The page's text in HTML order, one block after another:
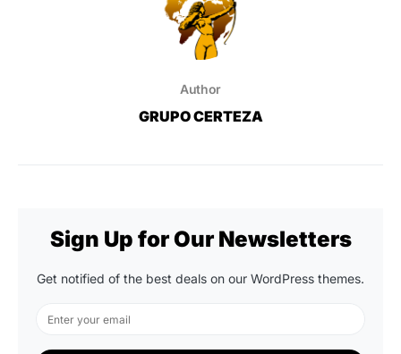
Author
GRUPO CERTEZA
Sign Up for Our Newsletters
Get notified of the best deals on our WordPress themes.